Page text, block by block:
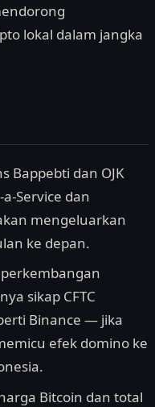
lokal dalam jangka
Bappebti dan OJK
Service dan
mengeluarkan
ke depan.
sikap CFTC
Binance — jika
efek domino ke
Bitcoin dan total